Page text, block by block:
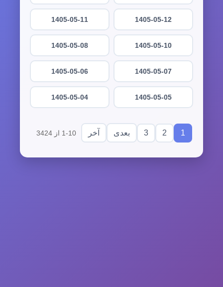
1405-05-12
1405-05-11
1405-05-10
1405-05-08
1405-05-07
1405-05-06
1405-05-05
1405-05-04
1
2
3 بعدی آخر 1-10 از 3424